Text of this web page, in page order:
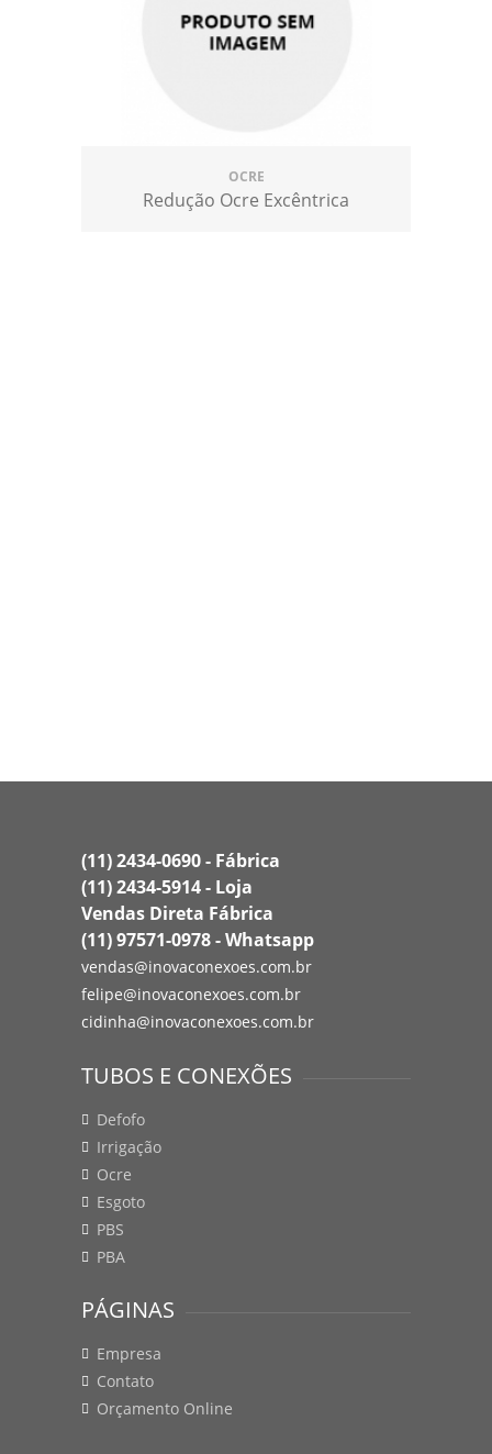
OCRE
Redução Ocre Excêntrica
(11) 2434-0690 - Fábrica
(11) 2434-5914 - Loja
Vendas Direta Fábrica
(11) 97571-0978 - Whatsapp
vendas@inovaconexoes.com.br
felipe@inovaconexoes.com.br
cidinha@inovaconexoes.com.br
TUBOS E CONEXÕES
Defofo
Irrigação
Ocre
Esgoto
PBS
PBA
PÁGINAS
Empresa
Contato
Orçamento Online